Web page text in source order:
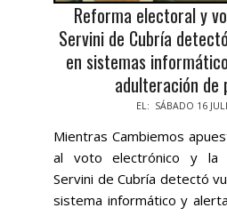
Reforma electoral y
Servini de Cubría
en sistemas
adulteración de
EL: SÁBADO 16
Mientras Cambiemos
al voto electrónico y la
Servini de Cubría detectó
sistema informático y